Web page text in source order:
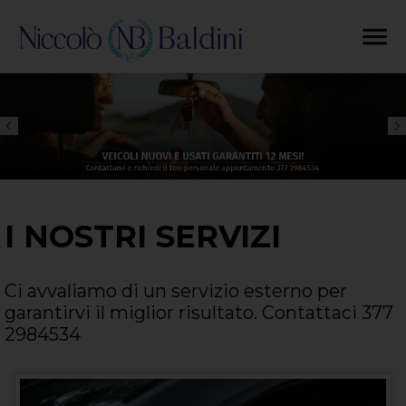
I NOSTRI SERVIZI
Ci avvaliamo di un servizio esterno per
garantirvi il miglior risultato. Contattaci 377
2984534